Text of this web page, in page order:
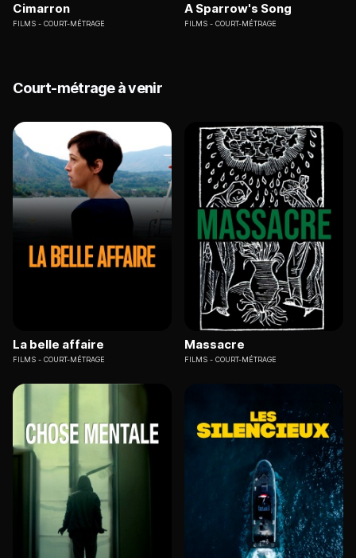
Cimarron
FILMS COURT-MÉTRAGE
A Sparrow's Song
FILMS COURT-MÉTRAGE
Court-métrage à venir
La belle affaire
FILMS COURT-MÉTRAGE
Massacre
FILMS COURT-MÉTRAGE